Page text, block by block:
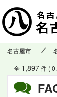
名古屋市
全 1,897件 (